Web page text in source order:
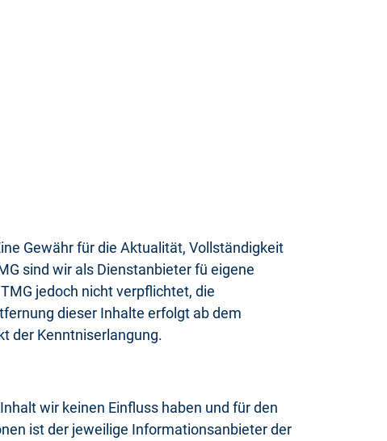
Gewähr für die Aktualität, Vollständigkeit
sind wir als Dienstanbieter fü eigene
jedoch nicht verpflichtet, die
dieser Inhalte erfolgt ab dem
der Kenntniserlangung.
wir keinen Einfluss haben und für den
ist der jeweilige Informationsanbieter der